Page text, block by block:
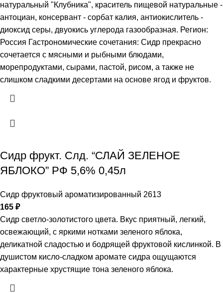
натуральный "Клубника", краситель пищевой натуральные -
антоциан, консервант - сорбат калия, антиокислитель -
диоксид серы, двуокись углерода газообразная. Регион:
Россия Гастрономические сочетания: Сидр прекрасно
сочетается с мясными и рыбными блюдами,
морепродуктами, сырами, пастой, рисом, а также не
слишком сладкими десертами на основе ягод и фруктов.
Сидр фрукт. Слд. “СЛАЙ ЗЕЛЕНОЕ
ЯБЛОКО” РФ 5,6% 0,45л
Сидр фруктовый ароматизированный 2613
165 ₽
Сидр светло-золотистого цвета. Вкус приятный, легкий,
освежающий, с яркими нотками зеленого яблока,
деликатной сладостью и бодрящей фруктовой кислинкой. В
душистом кисло-сладком аромате сидра ощущаются
характерные хрустящие тона зеленого яблока.